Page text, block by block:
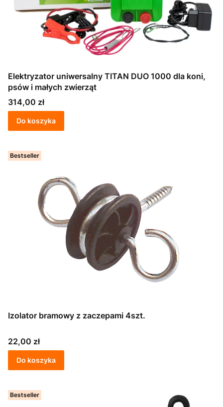
Elektryzator uniwersalny TITAN DUO 1000 dla koni,
psów i małych zwierząt
Cena
314,00 zł
Do koszyka
Bestseller
Izolator bramowy z zaczepami 4szt.
Cena
22,00 zł
Do koszyka
Bestseller